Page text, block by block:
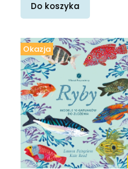
Do koszyka
Okazja